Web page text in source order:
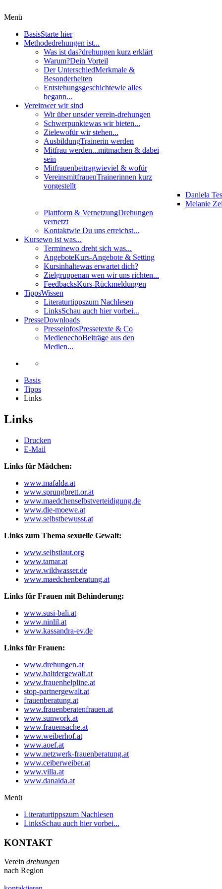
Menü
BasisStarte hier
Methodedrehungen ist...
Was ist das?drehungen kurz erklärt
Warum?Dein Vorteil
Der UnterschiedMerkmale &
Besonderheiten
Entstehungsgeschichtewie alles
begann...
Vereinwer wir sind
Wir über unsder verein-drehungen
Schwerpunktewas wir bieten...
Zielewofür wir stehen...
AusbildungTrainerin werden
Mitfrau werden...mitmachen & dabei
sein
Mitfrauenbeitragwieviel & wofür
VereinsmitfrauenTrainerinnen kurz
vorgestellt
Daniela
Melanie
Plattform & VernetzungDrehungen
vernetzt
Kontaktwie Du uns erreichst...
Kursewo ist was...
Terminewo dreht sich was...
AngeboteKurs-Angebote & Setting
Kursinhaltewas erwartet dich?
Zielgruppenan wen wir uns richten...
FeedbacksKurs-Rückmeldungen
TippsWissen
Literaturtippszum Nachlesen
LinksSchau auch hier vorbei...
PresseDownloads
PresseinfosPressetexte & Co
MedienechoBeiträge aus den
Medien...
Basis
Tipps
Links
Links
Drucken
E-Mail
Links für Mädchen:
www.mafalda.at
www.sprungbrett.or.at
www.maedchenselbstverteidigung.de
www.die-moewe.at
www.selbstbewusst.at
Links zum Thema sexuelle Gewalt:
www.selbstlaut.org
www.tamar.at
www.wildwasser.de
www.maedchenberatung.at
Links für Frauen mit Behinderung:
www.susi-bali.at
www.ninlil.at
www.kassandra-ev.de
Links für Frauen:
www.drehungen.at
www.haltdergewalt.at
www.frauenhelpline.at
stop-partnergewalt.at
frauenberatung.at
www.frauenberatenfrauen.at
www.sunwork.at
www.frauensache.at
www.weiberhof.at
www.aoef.at
www.netzwerk-frauenberatung.at
www.ceiberweiber.at
www.villa.at
www.danaida.at
Menü
Literaturtippszum Nachlesen
LinksSchau auch hier vorbei...
KONTAKT
Verein drehungen
nach Region